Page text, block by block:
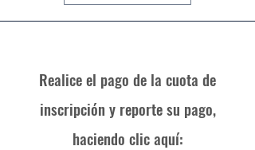
Realice el pago de la cuota de
inscripción y reporte su pago,
haciendo clic aquí: